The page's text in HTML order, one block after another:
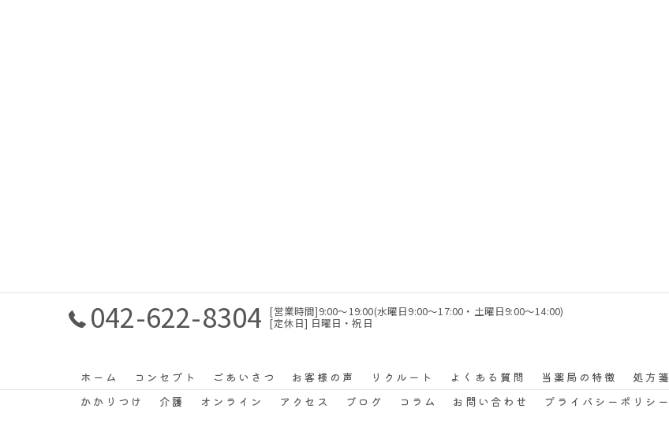
042-622-8304 [営業時間]9:00〜19:00(水曜日9:00～17:00・土曜日9:00～14:00)
[定休日] 日曜日・祝日
ホーム コンセプト ごあいさつ お客様の声 リクルート よくある質問 当薬局の特徴 処方箋
かかりつけ
介護 オンライン アクセス ブログ コラム お問い合わせ プライバシーポリシー